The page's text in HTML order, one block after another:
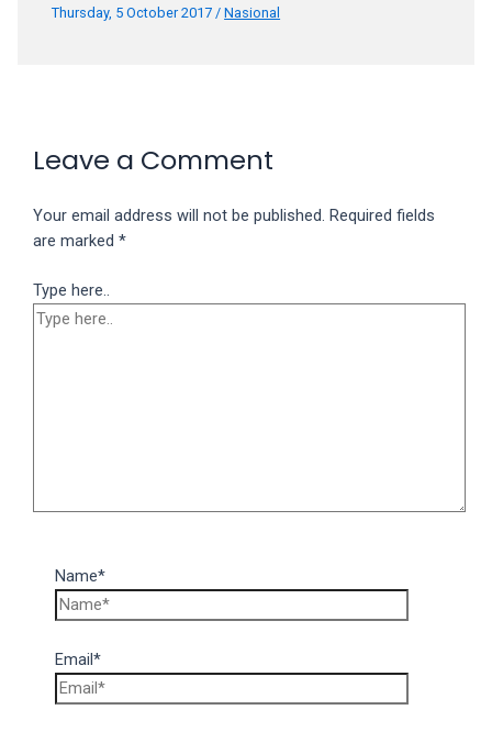
Thursday, 5 October 2017/Nasional
Leave a Comment
Your email address will not be published. Required fields
are marked*
Type here..
Name*
Email*